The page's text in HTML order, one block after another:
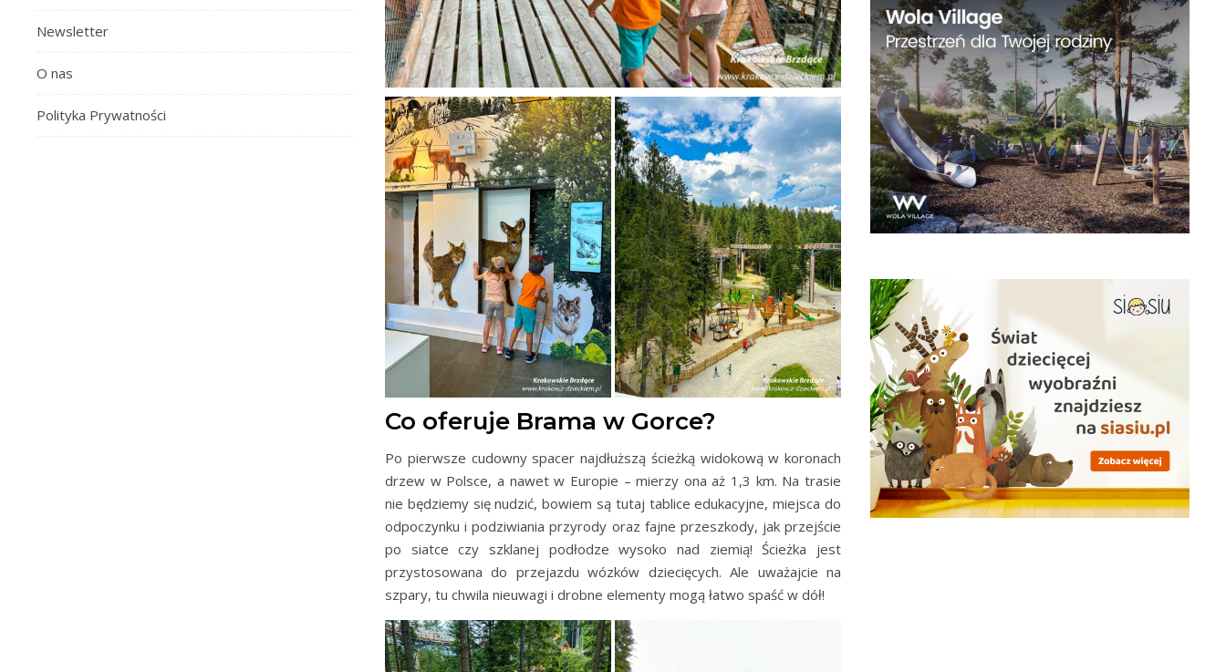
Newsletter
O nas
Polityka Prywatności
Co oferuje Brama w Gorce?
Po pierwsze cudowny spacer najdłuższą ścieżką widokową w koronach
drzew w Polsce, a nawet w Europie – mierzy ona aż 1,3 km. Na trasie
nie będziemy się nudzić, bowiem są tutaj tablice edukacyjne, miejsca do
odpoczynku i podziwiania przyrody oraz fajne przeszkody, jak przejście
po siatce czy szklanej podłodze wysoko nad ziemią! Ścieżka jest
przystosowana do przejazdu wózków dziecięcych. Ale uważajcie na
szpary, tu chwila nieuwagi i drobne elementy mogą łatwo spaść w dół!